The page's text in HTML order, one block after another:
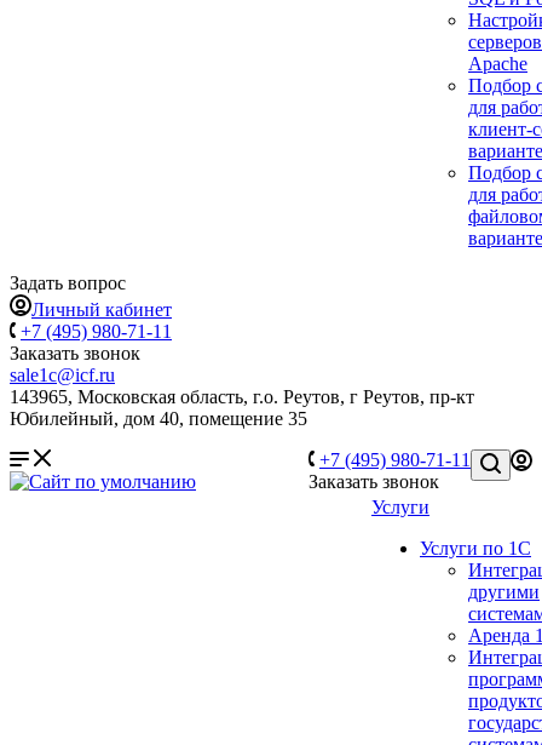
Apache
Подбор
для
клиент-
Подбор
для
варианте
Задать вопрос
Личный кабинет
+7 (495) 980-71-11
Заказать звонок
sale1c@icf.ru
143965, Московская область, г.о. Реутов, г Реутов, пр-кт
Юбилейный, дом 40, помещение 35
+7 (495) 980-71-11
Заказать звонок
Услуги
Услуги по 1С
другими
Аренда